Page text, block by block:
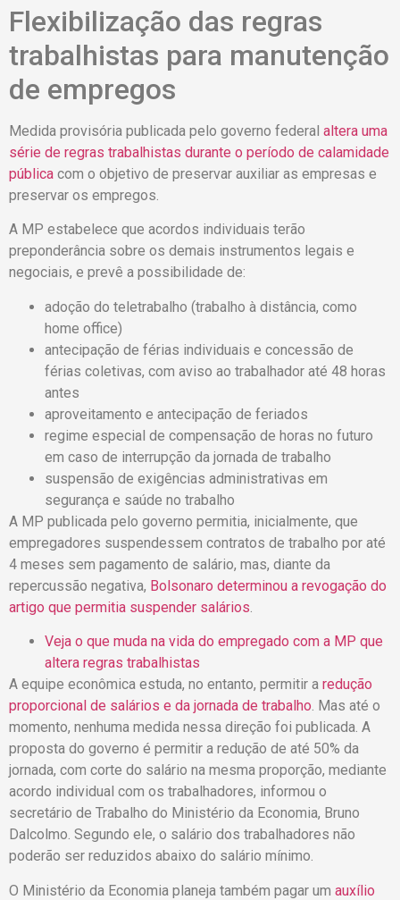
Flexibilização das regras
trabalhistas para manutenção
de empregos
Medida provisória publicada pelo governo federal altera uma
série de regras trabalhistas durante o período de calamidade
pública com o objetivo de preservar auxiliar as empresas e
preservar os empregos.
A MP estabelece que acordos individuais terão
preponderância sobre os demais instrumentos legais e
negociais, e prevê a possibilidade de:
adoção do teletrabalho (trabalho à distância, como
home office)
antecipação de férias individuais e concessão de
férias coletivas, com aviso ao trabalhador até 48 horas
antes
aproveitamento e antecipação de feriados
regime especial de compensação de horas no futuro
em caso de interrupção da jornada de trabalho
suspensão de exigências administrativas em
segurança e saúde no trabalho
A MP publicada pelo governo permitia, inicialmente, que
empregadores suspendessem contratos de trabalho por até
4 meses sem pagamento de salário, mas, diante da
repercussão negativa, Bolsonaro determinou a revogação do
artigo que permitia suspender salários.
Veja o que muda na vida do empregado com a MP que
altera regras trabalhistas
A equipe econômica estuda, no entanto, permitir a redução
proporcional de salários e da jornada de trabalho. Mas até o
momento, nenhuma medida nessa direção foi publicada. A
proposta do governo é permitir a redução de até 50% da
jornada, com corte do salário na mesma proporção, mediante
acordo individual com os trabalhadores, informou o
secretário de Trabalho do Ministério da Economia, Bruno
Dalcolmo. Segundo ele, o salário dos trabalhadores não
poderão ser reduzidos abaixo do salário mínimo.
O Ministério da Economia planeja também pagar um auxílio